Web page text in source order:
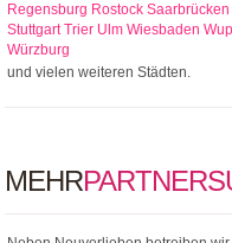
Regensburg Rostock Saarbrücken
Stuttgart Trier Ulm Wiesbaden
Würzburg
und vielen weiteren Städten.
MEHR